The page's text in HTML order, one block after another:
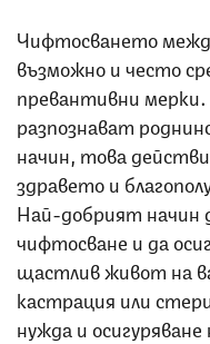
Чифтосването
възможно и често
превантивни
разпознават
начин, това
здравето и
Най-добрият начин
чифтосване и да
щастлив живот на
кастрация или
нужда и